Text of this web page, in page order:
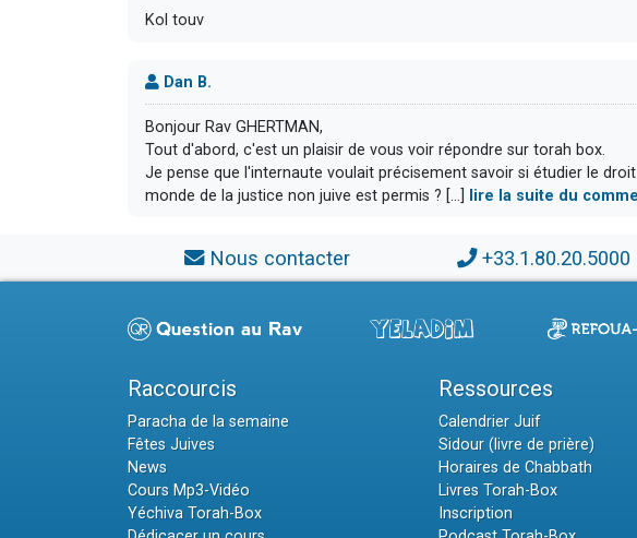
Kol touv
Dan B.
Bonjour Rav GHERTMAN,
Tout d'abord, c'est un plaisir de vous voir répondre sur torah box.
Je pense que l'internaute voulait précisement savoir si étudier le
monde de la justice non juive est permis ? [...]
lire la suite du
Nous contacter +33.1.80.20.5000
Raccourcis
Paracha de la semaine
Fêtes Juives
News
Cours Mp3-Vidéo
Yéchiva Torah-Box
Ressources
Calendrier Juif
Sidour (livre de prière)
Horaires de Chabbath
Livres Torah-Box
Inscription